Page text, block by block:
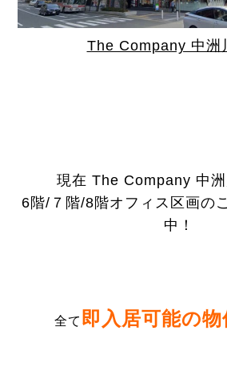
The Company 中洲
現在 The Company 中
6階/７階/8階オフィス区画の
中！
全て 即入居可能の物